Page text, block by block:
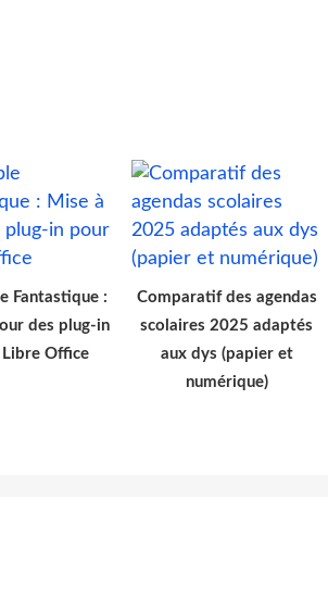
Fantastique :
des plug-in
Office
Comparatif des agendas
scolaires 2025 adaptés
aux dys (papier et
numérique)